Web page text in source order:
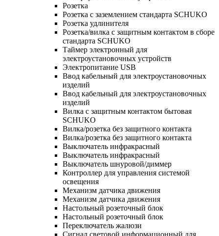
Розетка
Розетка с заземлением стандарта SCHUKO
Розетка удлинителя
Розетка/вилка с защитным контактом в сборе
стандарта SCHUKO
Таймер электронный для
электроустановочных устройств
Электропитание USB
Ввод кабельный для электроустановочных
изделий
Ввод кабельный для электроустановочных
изделий
Вилка с защитным контактом бытовая
SCHUKO
Вилка/розетка без защитного контакта
Вилка/розетка без защитного контакта
Выключатель инфракрасный
Выключатель инфракрасный
Выключатель шнуровой/диммер
Контроллер для управления системой
освещения
Механизм датчика движения
Механизм датчика движения
Настольный розеточный блок
Настольный розеточный блок
Переключатель жалюзи
Сигнал световой информационный для